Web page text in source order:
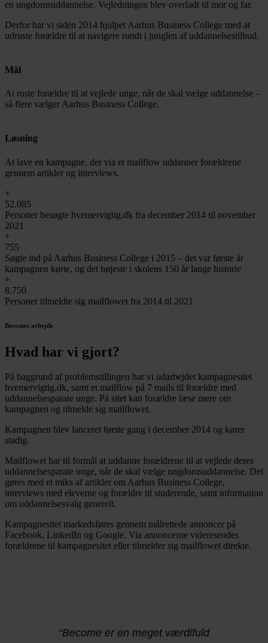
en ungdomsuddannelse. Vejledningen blev overladt til mor og far.
Derfor har vi siden 2014 hjulpet Aarhus Business College med at
udruste forældre til at navigere rundt i junglen af uddannelsestilbud.
Mål
At ruste forældre til at vejlede unge, når de skal vælge uddannelse –
så flere vælger Aarhus Business College.
Løsning
At lave en kampagne, der via et mailflow uddanner forældrene
gennem artikler og interviews.
+
52.085
Personer besøgte hvemervigtig.dk fra december 2014 til november
2021
+
755
Søgte ind på Aarhus Business College i 2015 – det var første år
kampagnen kørte, og det højeste i skolens 150 år lange historie
+
8.750
Personer tilmeldte sig mailflowet fra 2014 til 2021
Becomes arbejde
Hvad har vi gjort?
På baggrund af problemstillingen har vi udarbejdet kampagnesitet
hvemervigtig.dk, samt et mailflow på 7 mails til forældre med
uddannelsesparate unge. På sitet kan forældre læse mere om
kampagnen og tilmelde sig mailflowet.
Kampagnen blev lanceret første gang i december 2014 og kører
stadig.
Mailflowet har til formål at uddanne forældrene til at vejlede deres
uddannelsesparate unge, når de skal vælge ungdomsuddannelse. Det
gøres med et miks af artikler om Aarhus Business College,
interviews med eleverne og forældre til studerende, samt information
om uddannelsesvalg generelt.
Kampagnesitet markedsføres gennem målrettede annoncer på
Facebook, LinkedIn og Google. Via annoncerne videresendes
forældrene til kampagnesitet eller tilmelder sig mailflowet direkte.
“Become er en meget værdifuld